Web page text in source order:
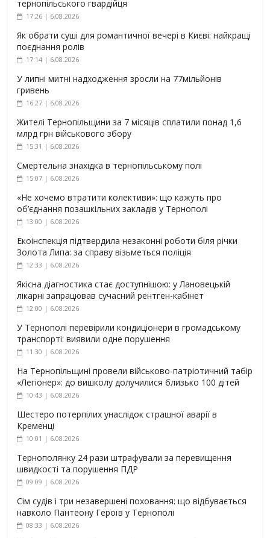
тернопільського гвардійця
17:26 | 6.08.2026
Як обрати суші для романтичної вечері в Києві: найкращі
поєднання ролів
17:14 | 6.08.2026
У липні митні надходження зросли на 77мільйонів
гривень
16:27 | 6.08.2026
Жителі Тернопільщини за 7 місяців сплатили понад 1,6
млрд грн військового збору
15:31 | 6.08.2026
Смертельна знахідка в тернопільському полі
15:07 | 6.08.2026
«Не хочемо втратити колективи»: що кажуть про
об’єднання позашкільних закладів у Тернополі
13:00 | 6.08.2026
Екоінспекція підтвердила незаконні роботи біля річки
Золота Липа: за справу візьметься поліція
12:33 | 6.08.2026
Якісна діагностика стає доступнішою: у Лановецькій
лікарні запрацював сучасний рентген-кабінет
12:00 | 6.08.2026
У Тернополі перевірили кондиціонери в громадському
транспорті: виявили одне порушення
11:30 | 6.08.2026
На Тернопільщині провели військово-патріотичний табір
«Легіонер»: до вишколу долучилися близько 100 дітей
10:43 | 6.08.2026
Шестеро потерпілих унаслідок страшної аварії в
Кременці
10:01 | 6.08.2026
Тернополянку 24 рази штрафували за перевищення
швидкості та порушення ПДР
09:09 | 6.08.2026
Сім судів і три незавершені поховання: що відбувається
навколо Пантеону Героїв у Тернополі
08:33 | 6.08.2026